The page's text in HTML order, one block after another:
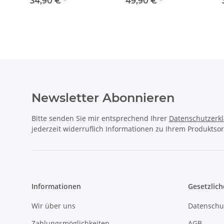
Newsletter Abonnieren
Bitte senden Sie mir entsprechend Ihrer
jederzeit widerruflich Informationen zu Ihrem
Informationen
Wir über uns